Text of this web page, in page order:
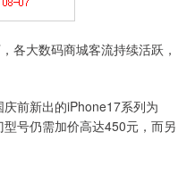
大数码商城客流持续活跃，
前新出的iPhone17系列为
号仍需加价高达450元，而另